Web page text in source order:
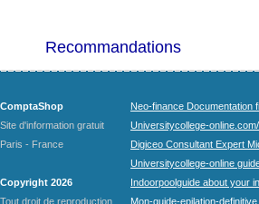
Recommandations
ComptaShop
Site d'information gratuit
Paris - France
Copyright 2026
Tout droit de reproduction
Neo-finance Documentation
Universitycollege-
Digiceo Consultant Expert
Universitycollege-online
Indoorpoolguide about your
Mon-guide-epilation-